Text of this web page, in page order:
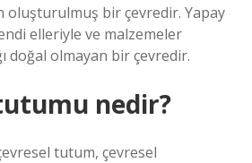
oluşturulmuş bir çevredir. Yapay
elleriyle ve malzemeler
doğal olmayan bir çevredir.
nedir?
tutum, çevresel